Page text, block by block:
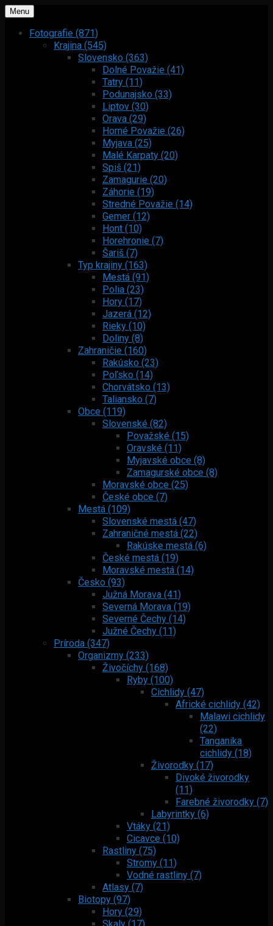
Menu
Fotografie (871)
Krajina (545)
Slovensko (363)
Dolné Považie (41)
Tatry (11)
Podunajsko (33)
Liptov (30)
Orava (29)
Horné Považie (26)
Myjava (25)
Malé Karpaty (20)
Spiš (21)
Zamagurie (20)
Záhorie (19)
Stredné Považie (14)
Gemer (12)
Hont (10)
Horehronie (7)
Šariš (7)
Typ krajiny (163)
Mestá (91)
Polia (23)
Hory (17)
Jazerá (12)
Rieky (10)
Doliny (8)
Zahraničie (160)
Rakúsko (23)
Poľsko (14)
Chorvátsko (13)
Taliansko (7)
Obce (119)
Slovenské (82)
Považské (15)
Oravské (11)
Myjavské obce (8)
Zamagurské obce (8)
Moravské obce (25)
České obce (7)
Mestá (109)
Slovenské mestá (47)
Zahraničné mestá (22)
Rakúske mestá (6)
České mestá (19)
Moravské mestá (14)
Česko (93)
Južná Morava (41)
Severná Morava (19)
Severné Čechy (14)
Južné Čechy (11)
Príroda (347)
Organizmy (233)
Živočíchy (168)
Ryby (100)
Cichlidy (47)
Africké cichlidy (42)
Malawi cichlidy
(22)
Tanganika
cichlidy (18)
Živorodky (17)
Divoké živorodky
(11)
Farebné živorodky (7)
Labyrintky (6)
Vtáky (21)
Cicavce (10)
Rastliny (75)
Stromy (11)
Vodné rastliny (7)
Atlasy (7)
Biotopy (97)
Hory (29)